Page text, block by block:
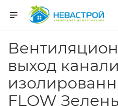
выход
FLOW